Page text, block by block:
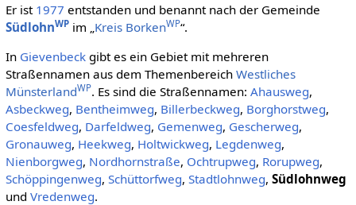
Er ist 1977 entstanden und benannt nach der Gemeinde
SüdlohnWPim „ Kreis BorkenWP“.
In Gievenbeckgibt es ein Gebiet mit mehreren
Straßennamen aus dem Themenbereich Westliches
MünsterlandWP. Es sind die Straßennamen: Ahausweg,
Asbeckweg, Bentheimweg, Billerbeckweg, Borghorstweg,
Coesfeldweg, Darfeldweg, Gemenweg, Gescherweg,
Gronauweg, Heekweg, Holtwickweg, Legdenweg,
Nienborgweg, Nordhornstraße, Ochtrupweg, Rorupweg,
Schöppingenweg, Schüttorfweg, Stadtlohnweg, Südlohnweg
und Vredenweg.